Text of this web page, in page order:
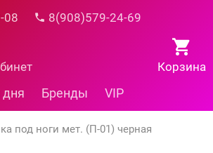
08 8(908)579-24-69
Корзина
Бренды VIP
под ноги мет. (П-01) черная